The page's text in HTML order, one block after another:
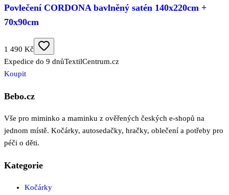
Povlečení CORDONA bavlněný satén 140x220cm +
70x90cm
1 490 Kč
Expedice do 9 dnůTextilCentrum.cz
Koupit
Bebo.cz
Vše pro miminko a maminku z ověřených českých e-shopů na
jednom místě. Kočárky, autosedačky, hračky, oblečení a potřeby pro
péči o děti.
Kategorie
Kočárky